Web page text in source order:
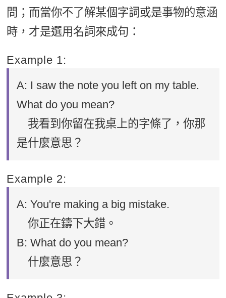
問；而當你不了解某個字詞或是事物的意涵
時，才是選用名詞來成句：
Example 1:
A: I saw the note you left on my table.
What do you mean?
我看到你留在我桌上的字條了，你那
是什麼意思？
Example 2:
A: You're making a big mistake.
你正在鑄下大錯。
B: What do you mean?
什麼意思？